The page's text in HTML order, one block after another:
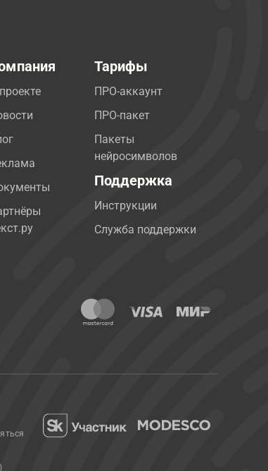
Тарифы
ПРО-аккаунт
ПРО-пакет
Пакеты
нейросимволов
Поддержка
Инструкции
Служба поддержки